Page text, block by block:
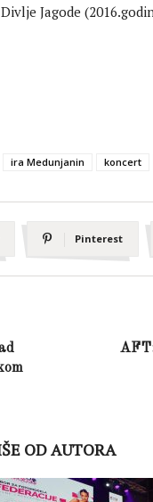
Jagode
ira Medunjanin koncert
Pinterest
OD AUTORA